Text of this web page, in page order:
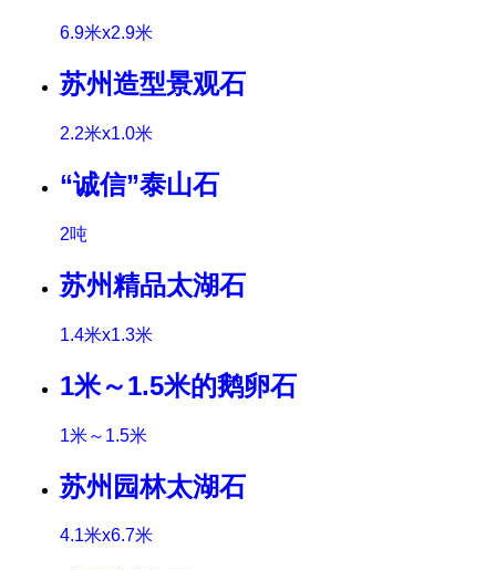
6.9米x2.9米
苏州造型景观石
2.2米x1.0米
“诚信”泰山石
2吨
苏州精品太湖石
1.4米x1.3米
1米～1.5米的鹅卵石
1米～1.5米
苏州园林太湖石
4.1米x6.7米